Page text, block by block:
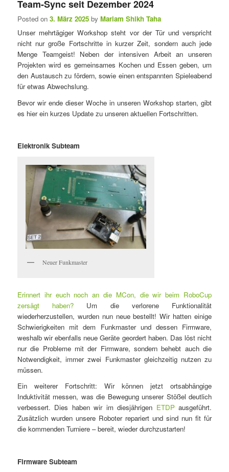
Team-Sync seit Dezember 2024
Posted on3. März 2025 byMariam Shikh Taha
Unser mehrtägiger Workshop steht vor der Tür und verspricht
nicht nur große Fortschritte in kurzer Zeit, sondern auch jede
Menge Teamgeist! Neben der intensiven Arbeit an unseren
Projekten wird es gemeinsames Kochen und Essen geben, um
den Austausch zu fördern, sowie einen entspannten Spieleabend
für etwas Abwechslung.
Bevor wir ende dieser Woche in unseren Workshop starten, gibt
es hier ein kurzes Update zu unseren aktuellen Fortschritten.
Elektronik Subteam
Neuer Funkmaster
Erinnert ihr euch noch an die MCon, die wir beim RoboCup
zersägt haben? Um die verlorene Funktionalität
wiederherzustellen, wurden nun neue bestellt! Wir hatten einige
Schwierigkeiten mit dem Funkmaster und dessen Firmware,
weshalb wir ebenfalls neue Geräte geordert haben. Das löst nicht
nur die Probleme mit der Firmware, sondern behebt auch die
Notwendigkeit, immer zwei Funkmaster gleichzeitig nutzen zu
müssen.
Ein weiterer Fortschritt: Wir können jetzt ortsabhängige
Induktivität messen, was die Bewegung unserer Stößel deutlich
verbessert. Dies haben wir im diesjährigen ETDPausgeführt.
Zusätzlich wurden unsere Roboter repariert und sind nun fit für
die kommenden Turniere – bereit, wieder durchzustarten!
Firmware Subteam